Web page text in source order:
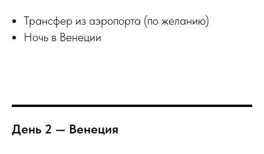
Трансфер из аэропорта (по желанию)
Ночь в Венеции
День 2 — Венеция